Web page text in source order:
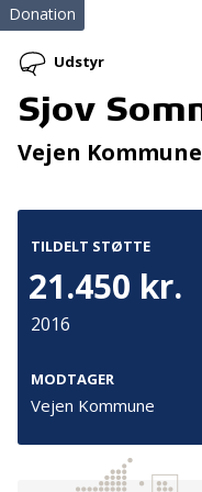
Donation
Udstyr
Sjov
Vejen Kommune
TILDELT STØTTE
21.450 kr.
2016
MODTAGER
Vejen Kommune
Tilmeld
De seneste nyheder om
aktiviteter direkte i din
Tilmeld